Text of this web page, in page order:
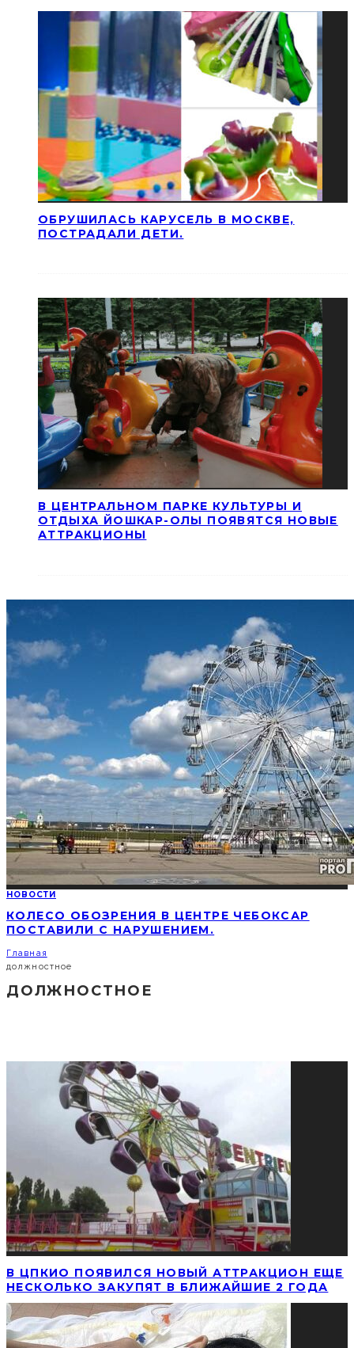
ОБРУШИЛАСЬ КАРУСЕЛЬ В МОСКВЕ,
ПОСТРАДАЛИ ДЕТИ.
В ЦЕНТРАЛЬНОМ ПАРКЕ КУЛЬТУРЫ И
ОТДЫХА ЙОШКАР-ОЛЫ ПОЯВЯТСЯ НОВЫЕ
АТТРАКЦИОНЫ
НОВОСТИ
КОЛЕСО ОБОЗРЕНИЯ В ЦЕНТРЕ ЧЕБОКСАР
ПОСТАВИЛИ С НАРУШЕНИЕМ.
Главная
должностное
ДОЛЖНОСТНОЕ
В ЦПКИО ПОЯВИЛСЯ НОВЫЙ АТТРАКЦИОН ЕЩЕ
НЕСКОЛЬКО ЗАКУПЯТ В БЛИЖАЙШИЕ 2 ГОДА